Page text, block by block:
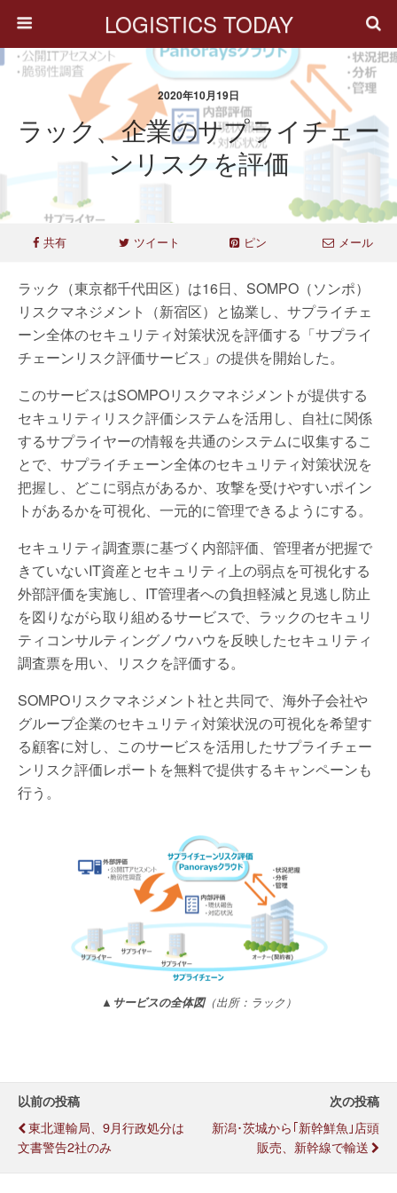
LOGISTICS TODAY
2020年10月19日
ラック、企業のサプライチェー
ンリスクを評価
共有 ツイート ピン メール
ラック（東京都千代田区）は16日、SOMPO（ソンポ）
リスクマネジメント（新宿区）と協業し、サプライチェ
ーン全体のセキュリティ対策状況を評価する「サプライ
チェーンリスク評価サービス」の提供を開始した。
このサービスはSOMPOリスクマネジメントが提供する
セキュリティリスク評価システムを活用し、自社に関係
するサプライヤーの情報を共通のシステムに収集するこ
とで、サプライチェーン全体のセキュリティ対策状況を
把握し、どこに弱点があるか、攻撃を受けやすいポイン
トがあるかを可視化、一元的に管理できるようにする。
セキュリティ調査票に基づく内部評価、管理者が把握で
きていないIT資産とセキュリティ上の弱点を可視化する
外部評価を実施し、IT管理者への負担軽減と見逃し防止
を図りながら取り組めるサービスで、ラックのセキュリ
ティコンサルティングノウハウを反映したセキュリティ
調査票を用い、リスクを評価する。
SOMPOリスクマネジメント社と共同で、海外子会社や
グループ企業のセキュリティ対策状況の可視化を希望す
る顧客に対し、このサービスを活用したサプライチェー
ンリスク評価レポートを無料で提供するキャンペーンも
行う。
▲サービスの全体図（出所：ラック）
以前の投稿
東北運輸局、9月行政処分は
文書警告2社のみ
次の投稿
新潟･茨城から｢新幹鮮魚｣店頭
販売、新幹線で輸送